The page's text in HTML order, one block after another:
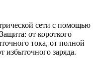
сети с помощью
от короткого
тока, от полной
избыточного заряда.